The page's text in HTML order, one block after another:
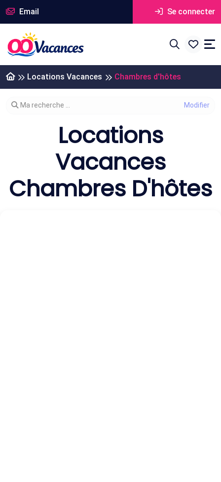
Email Se connecter
Locations Vacances Chambres d'hôtes
Modifier votre recherche
Ma recherche ...
Locations
Vacances
Chambres D'hôtes